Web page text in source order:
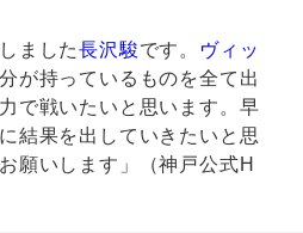
ました長沢駿です。
ヴィッ
が持っているものを全て出
で戦いたいと思います。早
結果を出していきたいと思
願いします」（神戸公式H